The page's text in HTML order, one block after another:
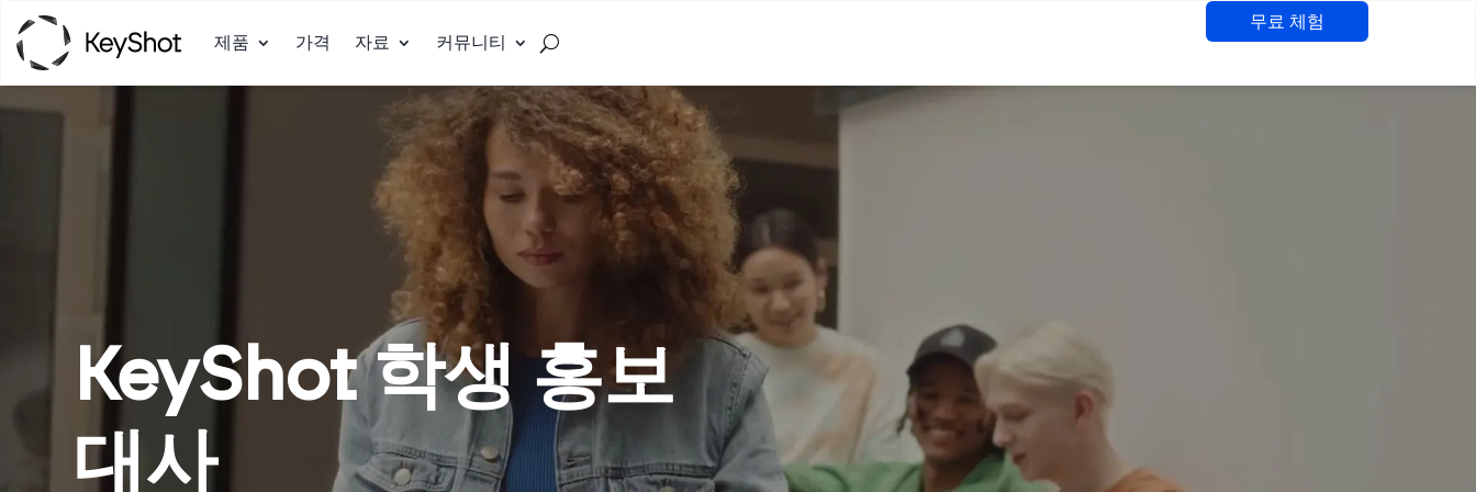
제품 가격 자료 커뮤니티
무료 체험
KeyShot 학생 홍보
대사